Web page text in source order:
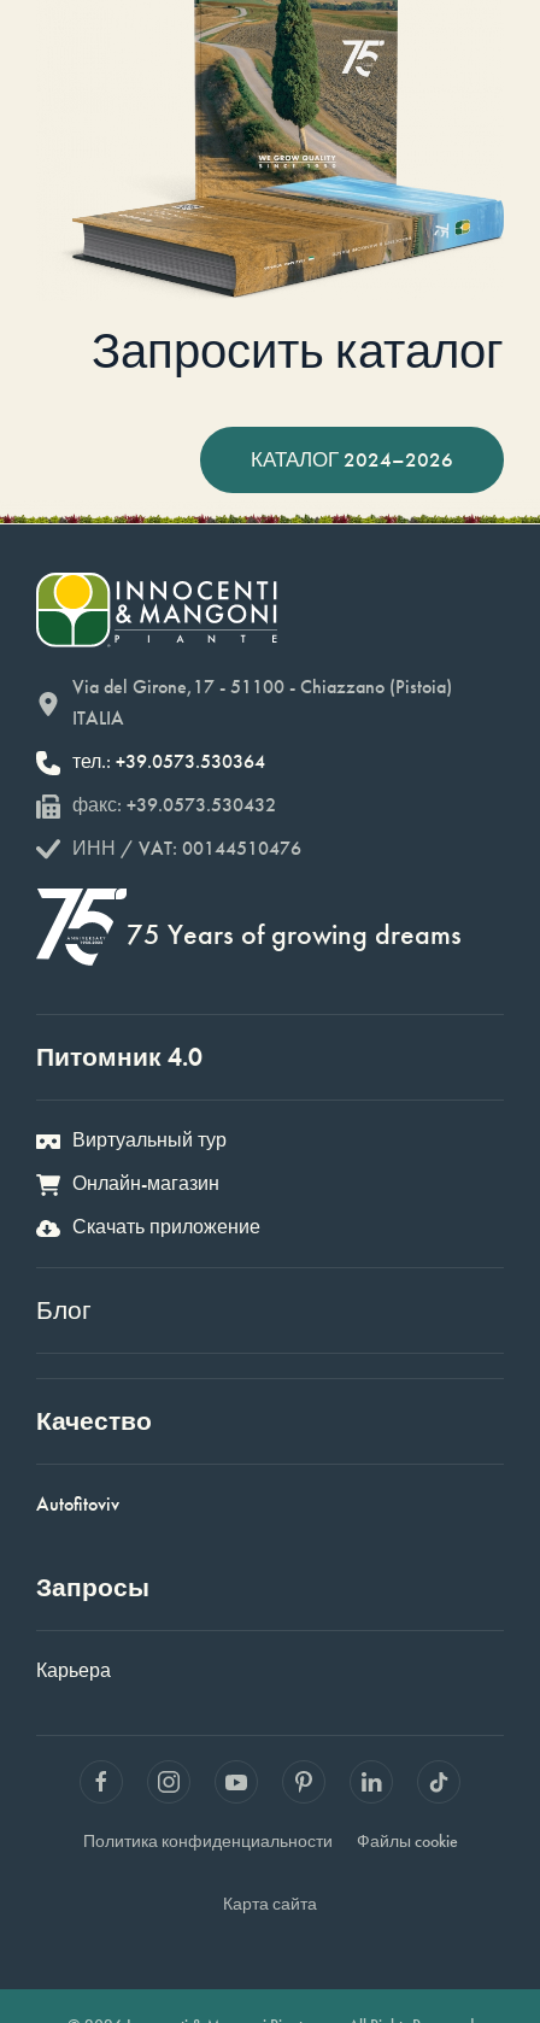
Запросить каталог
КАТАЛОГ 2024–2026
Via del Girone,17 - 51100 - Chiazzano (Pistoia)
ITALIA
тел.: +39.0573.530364
факс: +39.0573.530432
ИНН / VAT: 00144510476
75 Years of growing dreams
Питомник 4.0
Виртуальный тур
Онлайн-магазин
Скачать приложение
Блог
Качество
Autofitoviv
Запросы
Карьера
Политика конфиденциальности Файлы cookie
Карта сайта